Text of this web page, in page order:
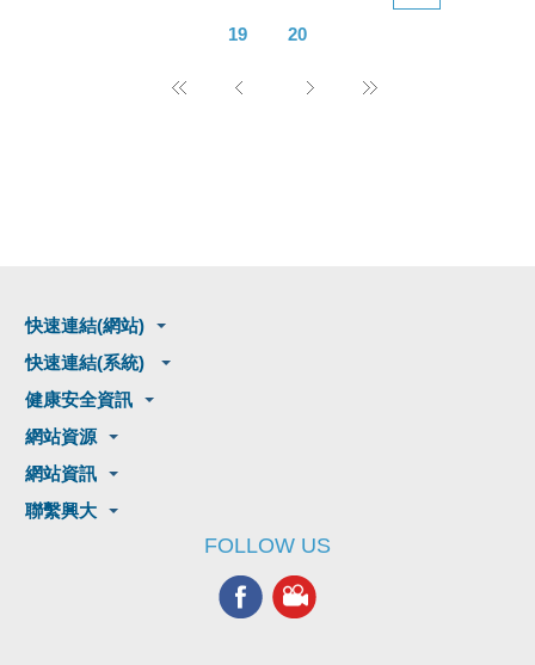
19 20
快速連結(網站)
快速連結(系統)
健康安全資訊
網站資源
網站資訊
聯繫興大
FOLLOW US